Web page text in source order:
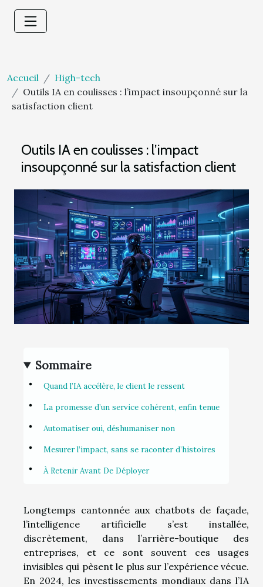
Accueil
High-tech
Outils IA en coulisses : l’impact insoupçonné sur la
satisfaction client
Outils IA en coulisses : l’impact
insoupçonné sur la satisfaction client
Sommaire
Quand l’IA accélère, le client le ressent
La promesse d’un service cohérent, enfin tenue
Automatiser oui, déshumaniser non
Mesurer l’impact, sans se raconter d’histoires
À Retenir Avant De Déployer
Longtemps cantonnée aux chatbots de façade,
l’intelligence artificielle s’est installée,
discrètement, dans l’arrière-boutique des
entreprises, et ce sont souvent ces usages
invisibles qui pèsent le plus sur l’expérience vécue.
En 2024, les investissements mondiaux dans l’IA